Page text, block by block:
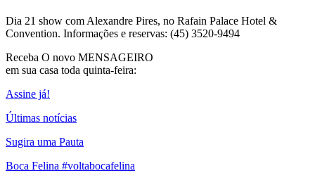
Dia 21 show com Alexandre Pires, no Rafain Palace Hotel &
Convention. Informações e reservas: (45) 3520-9494
Receba O novo MENSAGEIRO
em sua casa toda quinta-feira:
Assine já!
Últimas notícias
Sugira uma Pauta
Boca Felina #voltabocafelina